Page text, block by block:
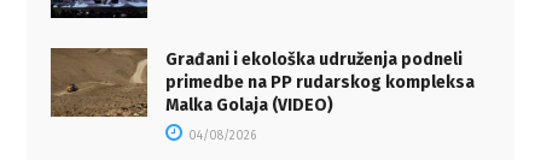
Građani i ekološka udruženja podneli
primedbe na PP rudarskog kompleksa
Malka Golaja (VIDEO)
04/08/2026